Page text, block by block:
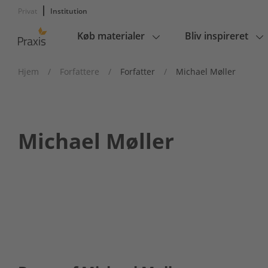
Privat Institution
Main
Køb materialer Bliv inspireret
Hjem / Forfattere / Forfatter / Michael Møller
Michael Møller